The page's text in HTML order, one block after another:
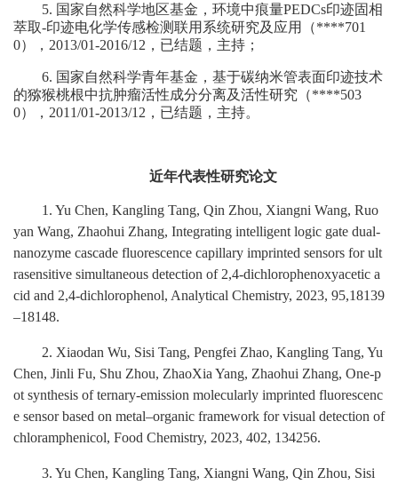
5. 国家自然科学地区基金，环境中痕量PEDCs印迹固相
萃取-印迹电化学传感检测联用系统研究及应用（****701
0）， 2013/01-2016/12 ，已结题，主持；
6. 国家自然科学青年基金，基于碳纳米管表面印迹技术
的猕猴桃根中抗肿瘤活性成分分离及活性研究（****503
0）， 2011/01-2013/12 ，已结题，主持。
近年代表性研究论文
1 . Yu Chen, Kangling Tang, Qin Zhou, Xiangni Wang, Ruo
yan Wang, Zhaohui Zhang, Integrating intelligent logic gate dual-
nanozyme cascade fluorescence capillary imprinted sensors for ult
rasensitive simultaneous detection of 2,4-dichlorophenoxyacetic a
cid and 2,4-dichlorophenol, Analytical Chemistry, 2023, 95,18139
–18148.
2. Xiaodan Wu, Sisi Tang, Pengfei Zhao, Kangling Tang, Yu
Chen, Jinli Fu, Shu Zhou, ZhaoXia Yang, Zhaohui Zhang, One-p
ot synthesis of ternary-emission molecularly imprinted fluorescenc
e sensor based on metal–organic framework for visual detection of
chloramphenicol, Food Chemistry, 2023, 402, 134256.
3. Yu Chen, Kangling Tang, Xiangni Wang, Qin Zhou, Sisi